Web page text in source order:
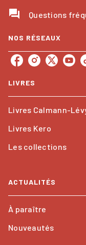
question_answer Questions
NOS RÉSEAUX
LIVRES
Livres Calmann-
Livres Kero
Les collections
ACTUALITÉS
À paraître
Nouveautés